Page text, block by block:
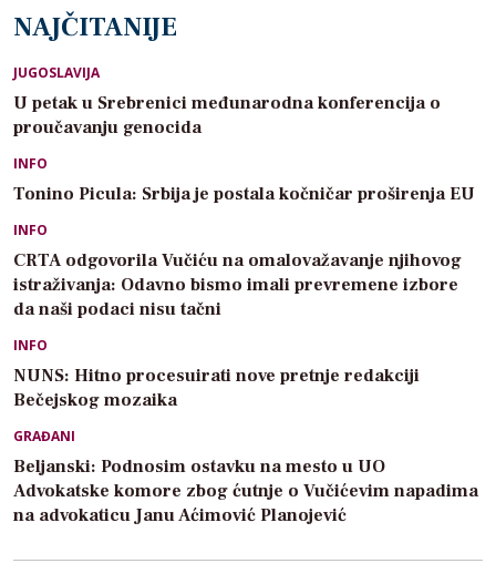
NAJČITANIJE
JUGOSLAVIJA
U petak u Srebrenici međunarodna konferencija o
proučavanju genocida
INFO
Tonino Picula: Srbija je postala kočničar proširenja EU
INFO
CRTA odgovorila Vučiću na omalovažavanje njihovog
istraživanja: Odavno bismo imali prevremene izbore
da naši podaci nisu tačni
INFO
NUNS: Hitno procesuirati nove pretnje redakciji
Bečejskog mozaika
GRAĐANI
Beljanski: Podnosim ostavku na mesto u UO
Advokatske komore zbog ćutnje o Vučićevim napadima
na advokaticu Janu Aćimović Planojević